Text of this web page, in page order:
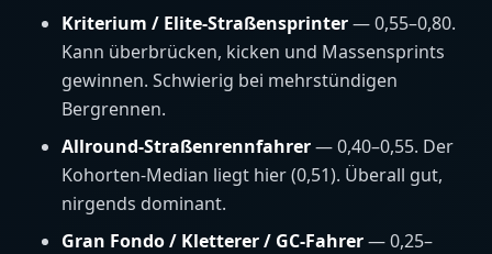
Kriterium / Elite-Straßensprinter— 0,55–0,80.
Kann überbrücken, kicken und Massensprints
gewinnen. Schwierig bei mehrstündigen
Bergrennen.
Allround-Straßenrennfahrer— 0,40–0,55. Der
Kohorten-Median liegt hier (0,51). Überall gut,
nirgends dominant.
Gran Fondo / Kletterer / GC-Fahrer— 0,25–